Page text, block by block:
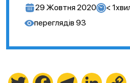
29 Жовтня 2020 < 1
переглядів 93